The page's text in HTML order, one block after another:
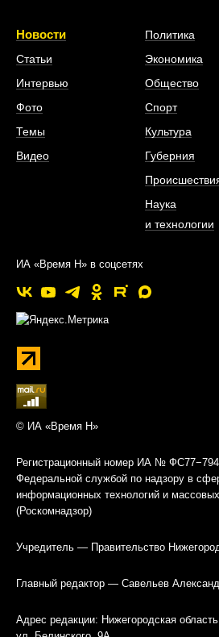
Новости
Статьи
Интервью
Фото
Темы
Видео
Политика
Экономика
Общество
Спорт
Культура
Губерния
Наука
и технологии
ИА «Время Н» в соцсетях
© ИА «Время Н»
Регистрационный номер ИА №
Федеральной службой по надзору в
информационных технологий и
(Роскомнадзор)
Учредитель — Правительство
Главный редактор — Савельев
Адрес редакции: Нижегородская